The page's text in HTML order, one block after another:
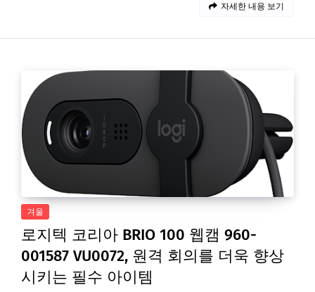
자세한 내용 보기
겨울
로지텍 코리아 BRIO 100 웹캠 960-
001587 VU0072, 원격 회의를 더욱 향상
시키는 필수 아이템